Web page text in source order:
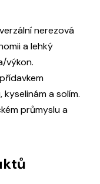
nerezová
a lehký
výkon.
a solím.
průmyslu a